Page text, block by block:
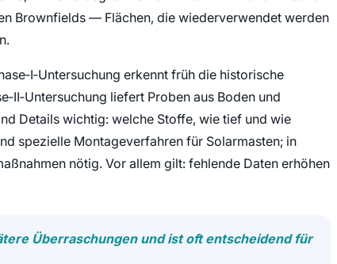
Brownfields — Flächen, die wiederverwendet werden
erkennt früh die historische
liefert Proben aus Boden und
Details wichtig: welche Stoffe, wie tief und wie
spezielle Montageverfahren für Solarmasten; in
nötig. Vor allem gilt: fehlende Daten erhöhen
Überraschungen und ist oft entscheidend für